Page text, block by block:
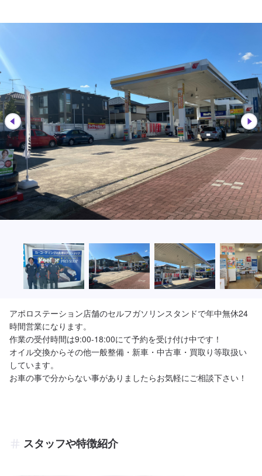
アポロステーション店舗のセルフガソリンスタンドで年中無休24
時間営業になります。
作業の受付時間は9:00-18:00にて予約を受け付け中です！
オイル交換からその他一般整備・新車・中古車・買取り等取扱い
しています。
スタッフや特徴紹介